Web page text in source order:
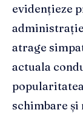
evidențieze
atrage
actuala
schimbare